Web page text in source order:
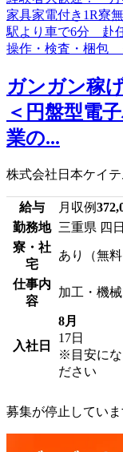
ガンガン稼
＜円盤型電
業の...
株式会社日本ケイテ
給与 月収例
勤務地 三重県 四
寮・社
宅
あり（無料
仕事内
容
加工・機
入社日
8月
17日
※目安にな
ださい
募集が停止していま